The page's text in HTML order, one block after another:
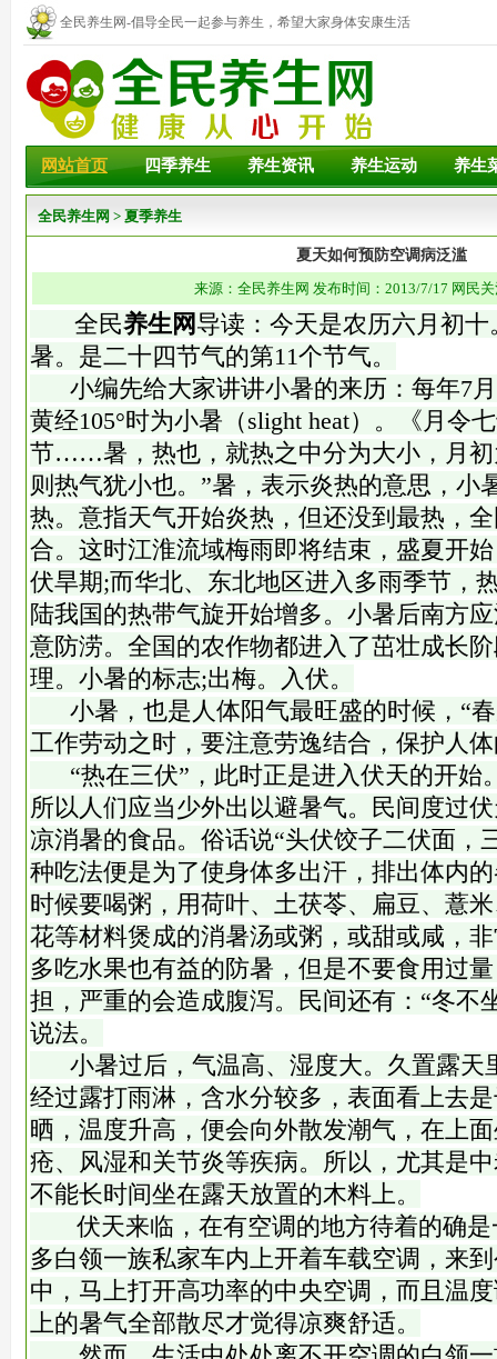
全民养生网-倡导全民一起参与养生，希望大家身体安康生活
幸福！
网站首页 四季养生 养生资讯 养生运动 养生
全民养生网 > 夏季养生
夏天如何预防空调病泛滥
来源：全民养生网 发布时间：2013/7/17 网民
全民养生网 导读：今天是农历六月初
暑。是二十四节气的第11个节气。
小编先给大家讲讲小暑的来历：每年7月
黄经105°时为小暑（slight heat）。《月令
节……暑，热也，就热之中分为大小，月初
则热气犹小也。”暑，表示炎热的意思，小
热。意指天气开始炎热，但还没到最热，
合。这时江淮流域梅雨即将结束，盛夏开
伏旱期;而华北、东北地区进入多雨季节，
陆我国的热带气旋开始增多。小暑后南方
意防涝。全国的农作物都进入了茁壮成长
理。小暑的标志;出梅。入伏。
小暑，也是人体阳气最旺盛的时候，“春
工作劳动之时，要注意劳逸结合，保护人
“热在三伏”，此时正是进入伏天的开始
所以人们应当少外出以避暑气。民间度过
凉消暑的食品。俗话说“头伏饺子二伏面，
种吃法便是为了使身体多出汗，排出体内
时候要喝粥，用荷叶、土茯苓、扁豆、薏
花等材料煲成的消暑汤或粥，或甜或咸，
多吃水果也有益的防暑，但是不要食用过
担，严重的会造成腹泻。民间还有：“冬不
说法。
小暑过后，气温高、湿度大。久置露天
经过露打雨淋，含水分较多，表面看上去
晒，温度升高，便会向外散发潮气，在上
疮、风湿和关节炎等疾病。所以，尤其是
不能长时间坐在露天放置的木料上。
伏天来临，在有空调的地方待着的确是
多白领一族私家车内上开着车载空调，来
中，马上打开高功率的中央空调，而且温
上的暑气全部散尽才觉得凉爽舒适。